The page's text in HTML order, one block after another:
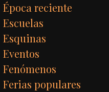
Época reciente
Escuelas
Esquinas
Eventos
Fenómenos
Ferias populares